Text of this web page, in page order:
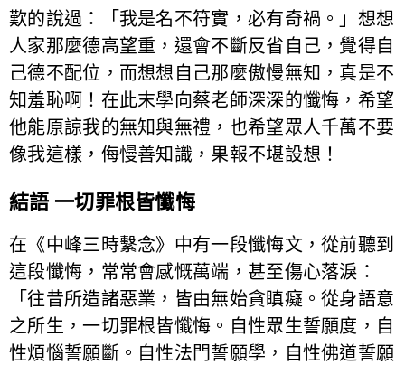
歎的說過：「我是名不符實，必有奇禍。」想想
人家那麼德高望重，還會不斷反省自己，覺得自
己德不配位，而想想自己那麼傲慢無知，真是不
知羞恥啊！在此末學向蔡老師深深的懺悔，希望
他能原諒我的無知與無禮，也希望眾人千萬不要
像我這樣，侮慢善知識，果報不堪設想！
結語 一切罪根皆懺悔
在《中峰三時繫念》中有一段懺悔文，從前聽到
這段懺悔，常常會感慨萬端，甚至傷心落淚：
「往昔所造諸惡業，皆由無始貪瞋癡。從身語意
之所生，一切罪根皆懺悔。自性眾生誓願度，自
性煩惱誓願斷。自性法門誓願學，自性佛道誓願